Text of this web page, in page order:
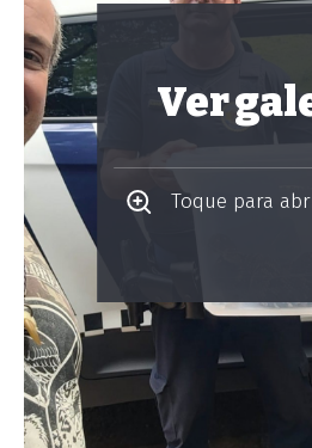
Ver
Toque para